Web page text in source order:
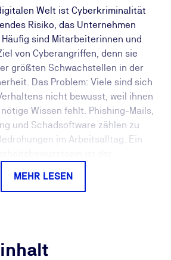
Welt ist Cyberkriminalität
Risiko, das Unternehmen
sind Mitarbeiterinnen und
von Cyberangriffen, denn sie
größten Schwachstellen in der
Das Problem: Viele sind sich
nicht bewusst, weil ihnen
Wissen fehlt. Phishing-Mails,
und Schadsoftware zählen zu
im Arbeitsalltag. Ein
Die ISO/IEC 27001/27002
MEHR LESEN